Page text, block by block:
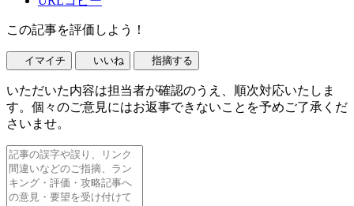
この記事を評価しよう！
イマイチ いいね 指摘する
いただいた内容は担当者が確認のうえ、順次対応いたしま
す。個々のご意見にはお返事できないことを予めご了承くだ
さいませ。